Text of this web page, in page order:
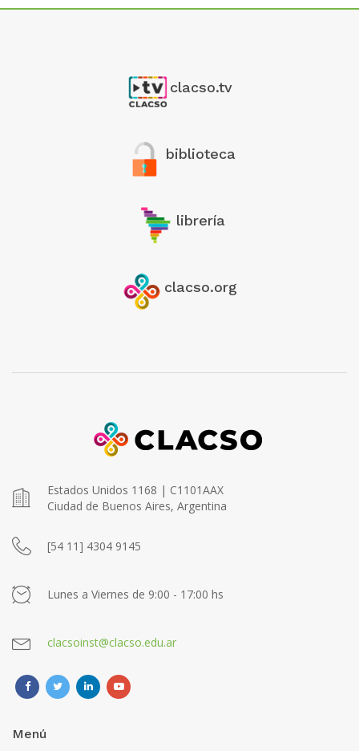
clacso.tv
biblioteca
librería
clacso.org
Estados Unidos 1168 | C1101AAX
Ciudad de Buenos Aires, Argentina
[54 11] 4304 9145
Lunes a Viernes de 9:00 - 17:00 hs
clacsoinst@clacso.edu.ar
Menú